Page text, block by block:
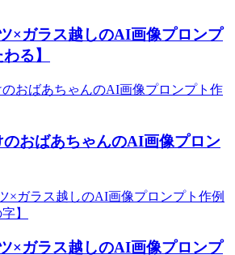
×ガラス越しのAI画像プロンプ
る】
おばあちゃんのAI画像プロン
×ガラス越しのAI画像プロンプ